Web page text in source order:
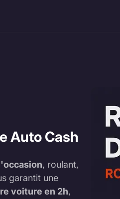
Auto Cash
, roulant,
garantit une
voiture en 2h,